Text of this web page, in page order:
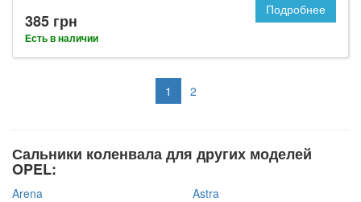
385 грн
Есть в наличии
Подробнее
1 2
Сальники коленвала для других моделей
OPEL:
Arena
Astra